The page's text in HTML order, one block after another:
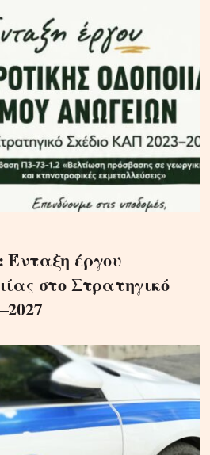
Ένταξη έργου
στο Στρατηγικό